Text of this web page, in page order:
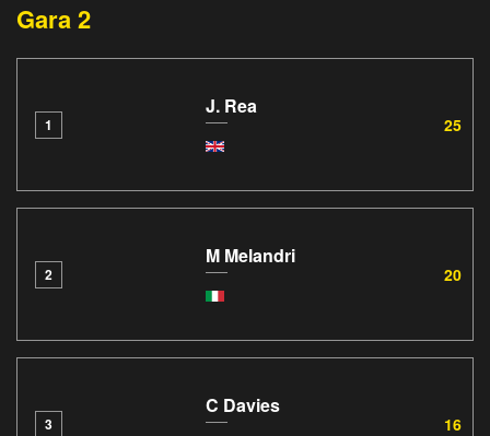
Gara 2
1
J. Rea
25
2
M Melandri
20
3
C Davies
16